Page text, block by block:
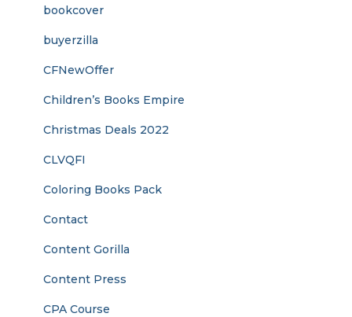
bookcover
buyerzilla
CFNewOffer
Children’s Books Empire
Christmas Deals 2022
CLVQFI
Coloring Books Pack
Contact
Content Gorilla
Content Press
CPA Course